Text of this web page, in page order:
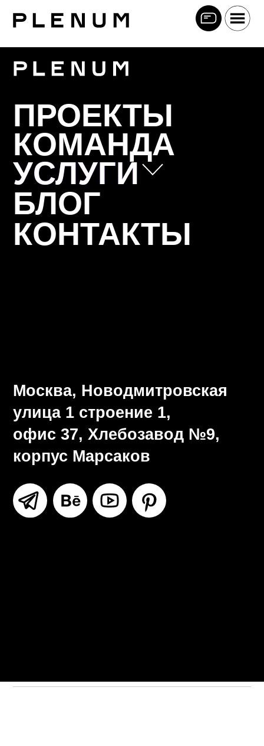
ПРОЕКТЫ
КОМАНДА
УСЛУГИ
УСЛУГИ
БЛОГ
КОНТАКТЫ
Москва, Новодмитровская
улица 1 строение 1,
офис 37, Хлебозавод №9,
корпус Марсаков
Позиционирование
Коммуникационная стратегия